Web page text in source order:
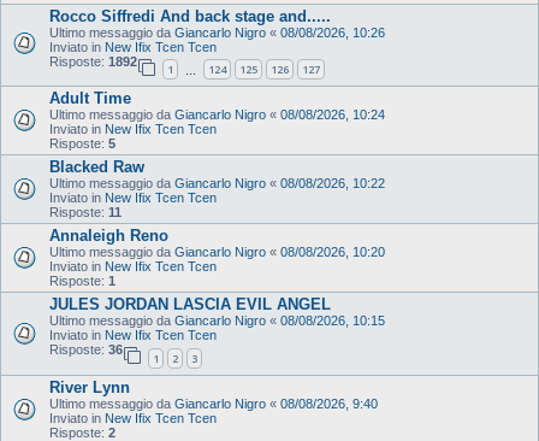
Rocco Siffredi And back stage and.....
Ultimo messaggio da Giancarlo Nigro « 08/08/2026, 10:26
Inviato in New Ifix Tcen Tcen
Risposte: 1892
1 124 125 126 127
Adult Time
Ultimo messaggio da Giancarlo Nigro « 08/08/2026, 10:24
Inviato in New Ifix Tcen Tcen
Risposte: 5
Blacked Raw
Ultimo messaggio da Giancarlo Nigro « 08/08/2026, 10:22
Inviato in New Ifix Tcen Tcen
Risposte: 11
Annaleigh Reno
Ultimo messaggio da Giancarlo Nigro « 08/08/2026, 10:20
Inviato in New Ifix Tcen Tcen
Risposte: 1
JULES JORDAN LASCIA EVIL ANGEL
Ultimo messaggio da Giancarlo Nigro « 08/08/2026, 10:15
Inviato in New Ifix Tcen Tcen
Risposte: 36
1 2 3
River Lynn
Ultimo messaggio da Giancarlo Nigro « 08/08/2026, 9:40
Inviato in New Ifix Tcen Tcen
Risposte: 2